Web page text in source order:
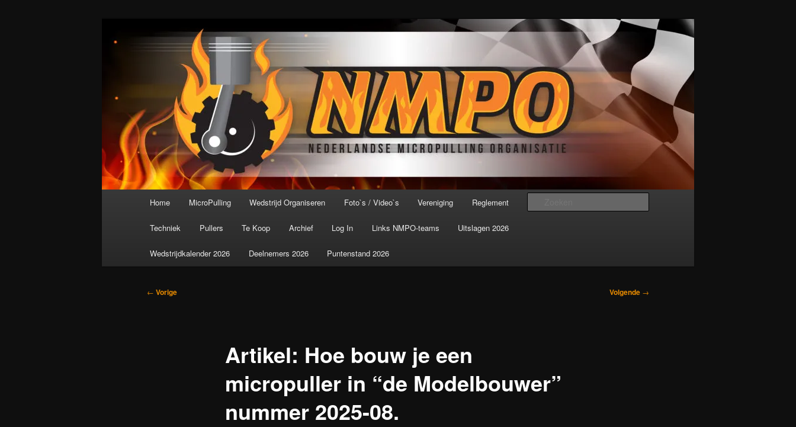
Nederlandse MicroPulling Organisatie
De meest krachtige modelbouwsport ter wereld!
Home MicroPulling Wedstrijd Organiseren Foto`s / Video`s Vereniging Reglement
Techniek Pullers Te Koop Archief Log In Links NMPO-teams Uitslagen 2026
Wedstrijdkalender 2026 Deelnemers 2026 Puntenstand 2026
Bericht
← Vorige Volgende →
Artikel: Hoe bouw je een
micropuller in “de Modelbouwer”
nummer 2025-08.